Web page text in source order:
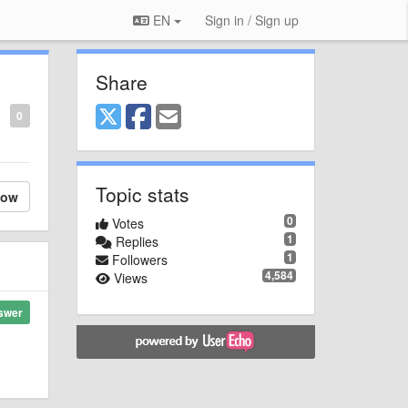
EN Sign in / Sign up
0
Share
Topic stats
0
Votes
1
Replies
1
Followers
4,584
Views